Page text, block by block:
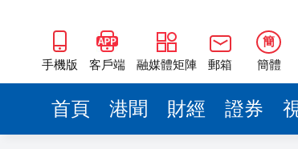
手機版 客戶端 融媒體矩陣 郵箱
簡
簡體
首頁 港聞 財經 證券